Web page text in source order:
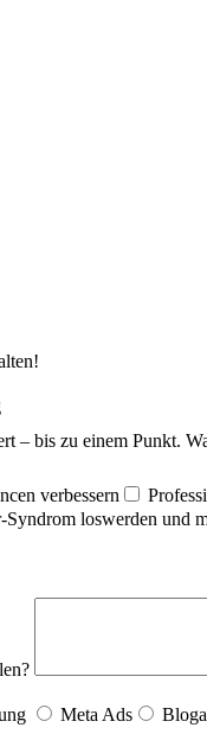
bis zu einem Punkt.
verbessern
Syndrom loswerden und
Meta Ads